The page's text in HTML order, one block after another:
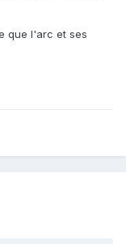
que l'arc et ses